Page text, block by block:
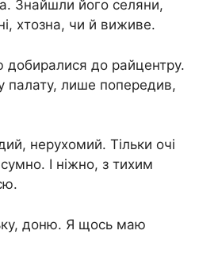
Знайшли його селяни,
хтозна, чи й виживе.
добиралися до райцентру.
палату, лише попередив,
нерухомий. Тільки очі
І ніжно, з тихим
доню. Я щось маю